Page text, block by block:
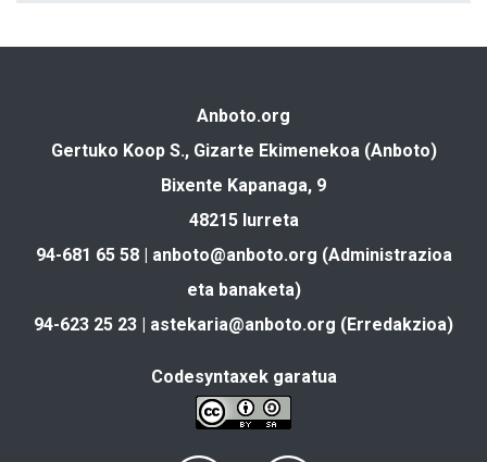
Anboto.org
Gertuko Koop S., Gizarte Ekimenekoa (Anboto)
Bixente Kapanaga, 9
48215 Iurreta
94-681 65 58 | anboto@anboto.org (Administrazioa
eta banaketa)
94-623 25 23 | astekaria@anboto.org (Erredakzioa)
Codesyntaxek garatua